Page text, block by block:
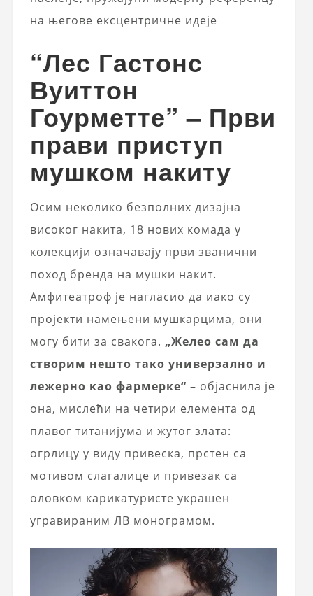
на његове ексцентричне идеје
“Лес Гастонс
Вуиттон
Гоурметте” – Први
прави приступ
мушком накиту
Осим неколико безполних дизајна
високог накита, 18 нових комада у
колекцији означавају први званични
поход бренда на мушки накит.
Амфитеатроф је нагласио да иако су
пројекти намењени мушкарцима, они
могу бити за свакога. „Желео сам да
створим нешто тако универзално и
лежерно као фармерке“ – објаснила је
она, мислећи на четири елемента од
плавог титанијума и жутог злата:
огрлицу у виду привеска, прстен са
мотивом слагалице и привезак са
оловком карикатуристе украшен
угравираним ЛВ монограмом.